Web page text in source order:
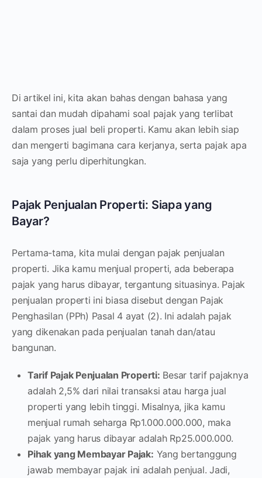
Di artikel ini, kita akan bahas dengan bahasa yang
santai dan mudah dipahami soal pajak yang terlibat
dalam proses jual beli properti. Kamu akan lebih siap
dan mengerti bagimana cara kerjanya, serta pajak apa
saja yang perlu diperhitungkan.
Pajak Penjualan Properti: Siapa yang
Bayar?
Pertama-tama, kita mulai dengan pajak penjualan
properti. Jika kamu menjual properti, ada beberapa
pajak yang harus dibayar, tergantung situasinya. Pajak
penjualan properti ini biasa disebut dengan Pajak
Penghasilan (PPh) Pasal 4 ayat (2). Ini adalah pajak
yang dikenakan pada penjualan tanah dan/atau
bangunan.
Tarif Pajak Penjualan Properti: Besar tarif pajaknya
adalah 2,5% dari nilai transaksi atau harga jual
properti yang lebih tinggi. Misalnya, jika kamu
menjual rumah seharga Rp1.000.000.000, maka
pajak yang harus dibayar adalah Rp25.000.000.
Pihak yang Membayar Pajak: Yang bertanggung
jawab membayar pajak ini adalah penjual. Jadi,